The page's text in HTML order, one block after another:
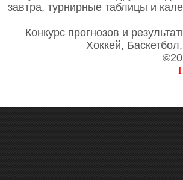
завтра, турнирные таблицы и
Конкурс прогнозов и
Хоккей,